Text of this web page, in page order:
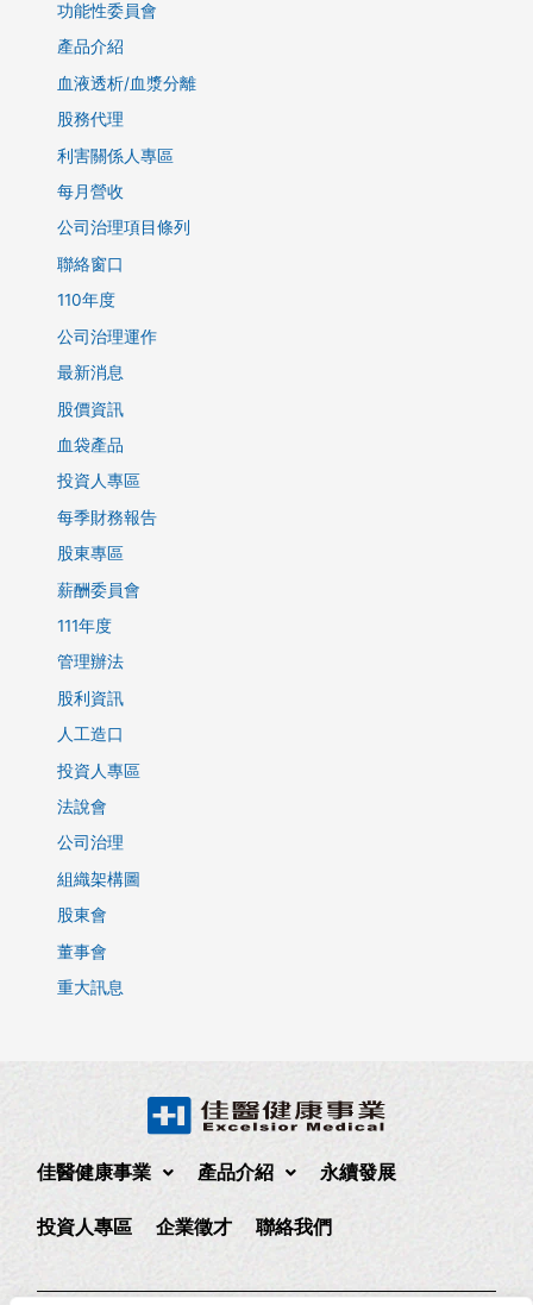
功能性委員會
產品介紹
血液透析/血漿分離
股務代理
利害關係人專區
每月營收
公司治理項目條列
聯絡窗口
110年度
公司治理運作
最新消息
股價資訊
血袋產品
投資人專區
每季財務報告
股東專區
薪酬委員會
111年度
管理辦法
股利資訊
人工造口
投資人專區
法說會
公司治理
組織架構圖
股東會
董事會
重大訊息
佳醫健康事業 產品介紹 永續發展
投資人專區 企業徵才 聯絡我們